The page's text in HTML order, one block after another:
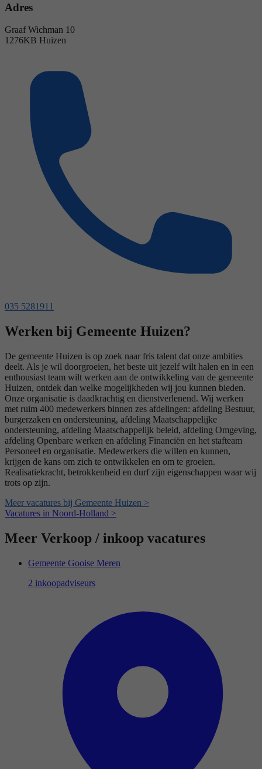
Adres
Graaf Wichman 10
1276KB Huizen
035 5281911
Werken bij Gemeente Huizen?
De gemeente Huizen is op zoek naar fris talent dat onze ambities
deelt. Als je wil doorgroeien, het beste uit jezelf wilt halen en in een
enthousiast team wilt werken aan de ontwikkeling van de gemeente
Huizen, ontdek dan welke mogelijkheden wij jou kunnen bieden.
Onze organisatie is daadkrachtig en dienstverlenend. Wij werken
met ruim 400 medewerkers binnen zes afdelingen: afdeling Bestuur,
burgerzaken en ondersteuning, afdeling Maatschappelijke
ondersteuning, afdeling Maatschappelijk beleid, afdeling Omgeving,
afdeling Openbare werken en afdeling Financiën en het stafteam
Personeel en organisatie. Medewerkers die willen en kunnen,
krijgen de kans om zich te ontwikkelen en om te groeien.
Realisatiekracht, betrokkenheid en durf zijn eigenschappen waar wij
trots op zijn.
Meer vacatures bij Gemeente Huizen >
Vacatures in Noord-Holland >
Meer Verkoop / inkoop vacatures
Gemeente Gooise Meren
2 inkoopadviseurs